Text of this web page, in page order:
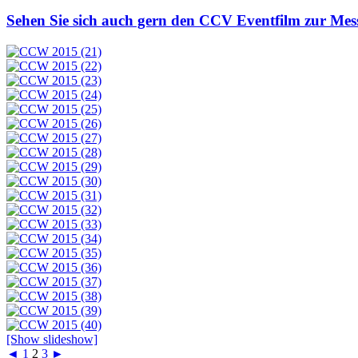
Sehen Sie sich auch gern den CCV Eventfilm zur
[Show slideshow]
◄ 1 2 3 ►